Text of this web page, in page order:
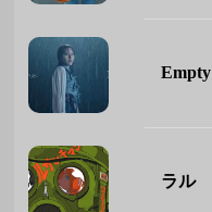
Empty
ラル